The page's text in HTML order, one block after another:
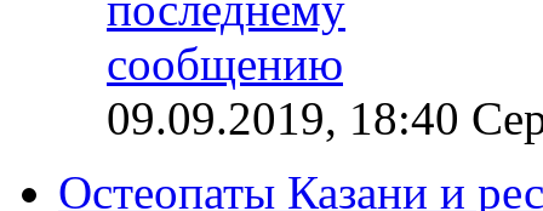
09.09.2019, 18:40
Остеопаты Казани и